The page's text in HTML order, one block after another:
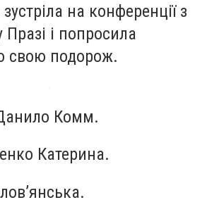
на конференції з
Празі і попросила
свою подорож.
Комм.
Катерина.